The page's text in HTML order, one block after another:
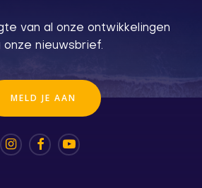
van al onze ontwikkelingen
onze nieuwsbrief.
MELD JE AAN